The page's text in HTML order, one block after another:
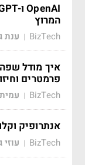
המרוץ
BizTech
| ענת
איך מודל
פרמטרים
BizTech
|
אנתרופיק
BizTech
|